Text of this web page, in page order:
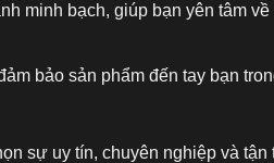
minh bạch, giúp bạn yên tâm
bảo sản phẩm đến tay bạn
sự uy tín, chuyên nghiệp và tận